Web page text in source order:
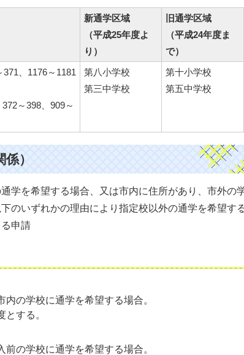
新通学区域
（平成25年度よ
り）
旧通学区域
（平成24年度ま
で）
、1176～1181
～398、909～
第八小学校
第三中学校
第十小学校
第五中学校
）
学を希望する場合、又は市内に住所があり、市外の
のいずれかの理由により指定校以外の通学を希望す
申請
の学校に通学を希望する場合。
する。
の学校に通学を希望する場合。